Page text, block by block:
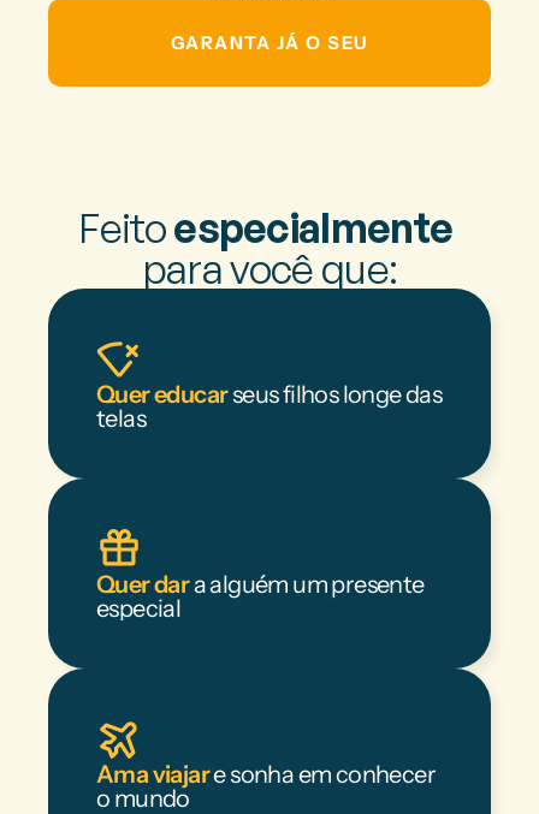
GARANTA JÁ O SEU
Feito especialmente
para você que:
Quer educar seus filhos longe das
telas
Quer dar a alguém um presente
especial
Ama viajar e sonha em conhecer
o mundo